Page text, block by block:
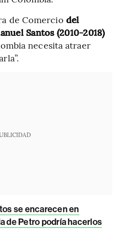
de Comercio del
Santos (2010-2018)
necesita atraer
se encarecen en
de Petro podría hacerlos